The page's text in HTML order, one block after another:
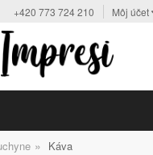
+420 773 724 210 Môj účet
» Káva